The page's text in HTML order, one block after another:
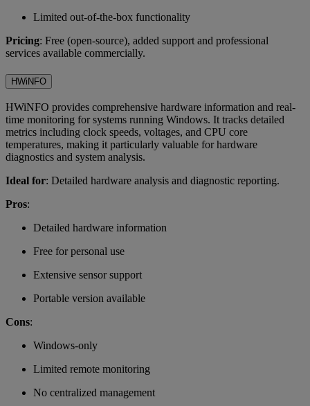
Limited out-of-the-box functionality
Pricing: Free (open-source), added support and professional
services available commercially.
HWiNFO
HWiNFO provides comprehensive hardware information and real-
time monitoring for systems running Windows. It tracks detailed
metrics including clock speeds, voltages, and CPU core
temperatures, making it particularly valuable for hardware
diagnostics and system analysis.
Ideal for: Detailed hardware analysis and diagnostic reporting.
Pros:
Detailed hardware information
Free for personal use
Extensive sensor support
Portable version available
Cons:
Windows-only
Limited remote monitoring
No centralized management